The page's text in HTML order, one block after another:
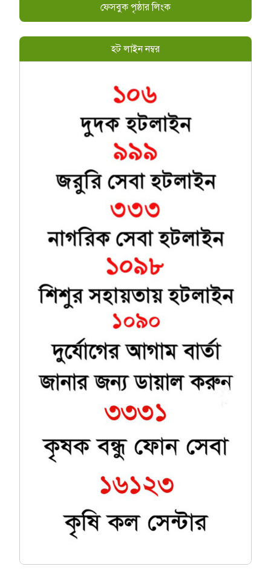
ফেসবুক পৃষ্ঠার লিংক
হট লাইন নম্বর